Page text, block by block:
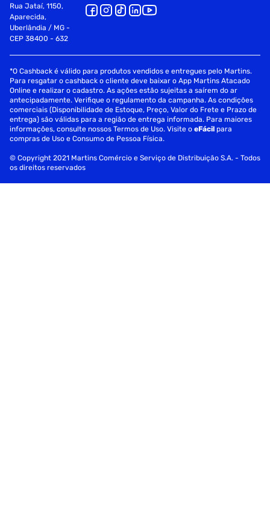
Rua Jataí, 1150,
Aparecida,
Uberlândia / MG -
CEP 38400 - 632
*O Cashback é válido para produtos vendidos e entregues pelo Martins.
Para resgatar o cashback o cliente deve baixar o App Martins Atacado
Online e realizar o cadastro. As ações estão sujeitas a saírem do ar
antecipadamente. Verifique o regulamento da campanha. As condições
comerciais (Disponibilidade de Estoque, Preço, Valor do Frete e Prazo de
entrega) são válidas para a região de entrega informada. Para maiores
informações, consulte nossos Termos de Uso. Visite oeFácil para
compras de Uso e Consumo de Pessoa Física.
© Copyright 2021 Martins Comércio e Serviço de Distribuição S.A. - Todos
os direitos reservados